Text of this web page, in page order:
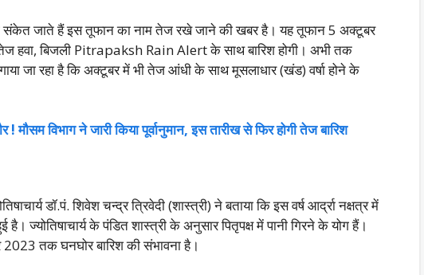
जाते हैं इस तूफान का नाम तेज रखे जाने की खबर है। यह तूफान 5 अक्टूबर
हवा, बिजली Pitrapaksh Rain Alert के साथ बारिश होगी। अभी तक
जा रहा है कि अक्टूबर में भी तेज आंधी के साथ मूसलाधार (खंड) वर्षा होने के
! मौसम विभाग ने जारी किया पूर्वानुमान, इस तारीख से फिर होगी तेज बारिश
डॉ.पं. शिवेश चन्द्र त्रिवेदी (शास्त्री) ने बताया कि इस वर्ष आर्द्रा नक्षत्र में
ज्योतिषाचार्य के पंडित शास्त्री के अनुसार पितृपक्ष में पानी गिरने के योग हैं।
तक घनघोर बारिश की संभावना है।